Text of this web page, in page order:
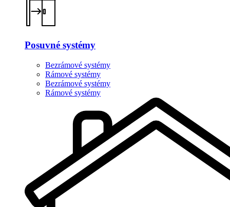
Posuvné systémy
Bezrámové systémy
Rámové systémy
Bezrámové systémy
Rámové systémy